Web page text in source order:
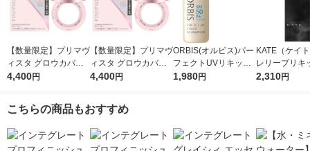
【数量限定】プリマヴ
ィスタ グロウカバー
クッション オークル
4,400円
【数量限定】プリマヴ
ィスタ グロウカバー
クッション オークル
4,400円
ORBIS(オルビス)パー
フェクトUVリキッド
ファンデーション(パ
1,980円
KATE（ケイ
レリープリキ
ンデーション
2,310円
こちらの商品もおすすめ